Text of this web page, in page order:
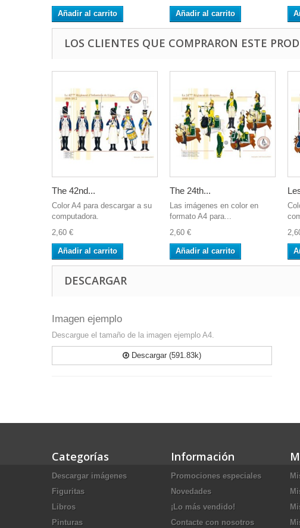
Añadir al carrito Añadir al carrito
LOS CLIENTES QUE COMPRARON ESTE
The 42nd...
Color A4 para descargar a su
computadora.
2,60 €
Añadir al carrito
The 24th...
Las imágenes en color en
formato A4 para...
2,60 €
Añadir al carrito
DESCARGAR
Imagen ejemplo
Descargue el tamaño de la imagen ejemplo A4.
Descargar (591.83k)
Categorías
Descargar imágenes
Figuritas
Libros
Pinturas
Información
Promociones especiales
Novedades
¡Lo más vendido!
Contacte con nosotros